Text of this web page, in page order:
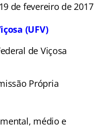
19 de fevereiro de 2017
(UFV)
de Viçosa
Própria
médio e